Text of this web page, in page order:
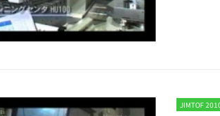
JIMTOF